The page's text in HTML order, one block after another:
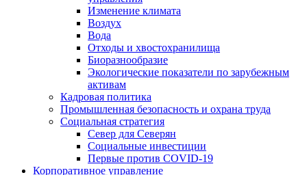
Изменение климата
Воздух
Вода
Отходы и хвостохранилища
Биоразнообразие
Экологические показатели по зарубежным
активам
Кадровая политика
Промышленная безопасность и охрана труда
Социальная стратегия
Север для Северян
Социальные инвестиции
Первые против COVID‑19
Корпоративное управление